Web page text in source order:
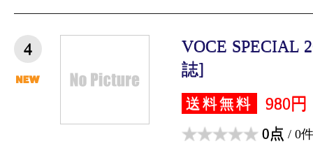
4
VOCE SPECIAL
誌]
送料無料 980円
0点 / 0件